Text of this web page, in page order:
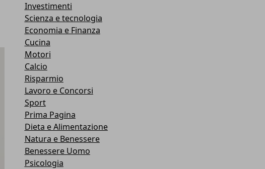
Investimenti
Scienza e tecnologia
Economia e Finanza
Cucina
Motori
Calcio
Risparmio
Lavoro e Concorsi
Sport
Prima Pagina
Dieta e Alimentazione
Natura e Benessere
Benessere Uomo
Psicologia